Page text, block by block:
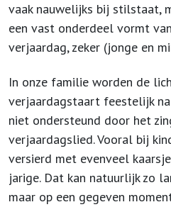
vaak nauwelijks bij stilstaat,
een vast onderdeel vormt
verjaardag, zeker (jonge en
In onze familie worden de
verjaardagstaart feestelijk
niet ondersteund door het
verjaardagslied. Vooral bij
versierd met evenveel
jarige. Dat kan natuurlijk zo
maar op een gegeven